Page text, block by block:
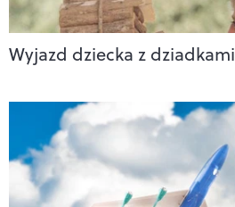
Wyjazd dziecka z dziadkami